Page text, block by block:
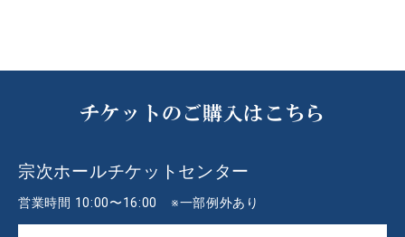
チケットのご購入はこちら
宗次ホールチケットセンター
営業時間 10:00〜16:00 ※一部例外あり